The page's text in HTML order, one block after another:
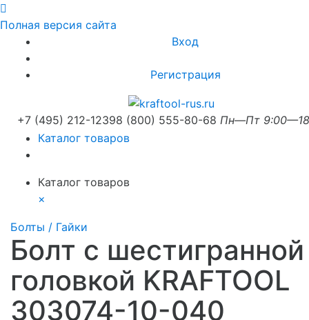
Полная версия сайта
Вход
Регистрация
+7 (495) 212-12398 (800) 555-80-68 Пн—Пт
Каталог товаров
Каталог товаров
×
Болты / Гайки
Болт с шестигранной
головкой KRAFTOOL
303074-10-040